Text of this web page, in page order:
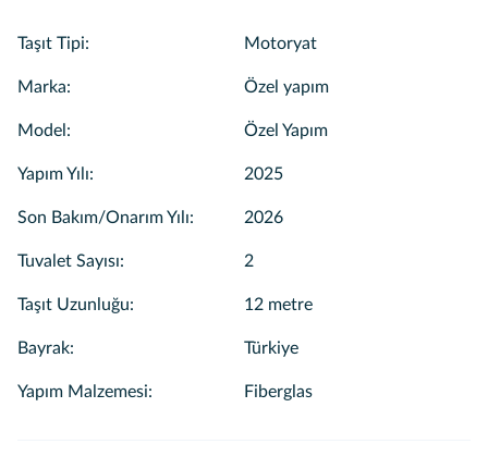
Taşıt Tipi: Motoryat
Marka: Özel yapım
Model : Özel Yapım
Yapım Yılı: 2025
Son Bakım/Onarım Yılı: 2026
Tuvalet Sayısı: 2
Taşıt Uzunluğu: 12 metre
Bayrak: Türkiye
Yapım Malzemesi: Fiberglas